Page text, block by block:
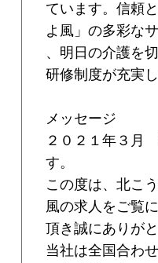
ています。信頼
よ風」の多彩な
、明日の介護を
研修制度が充実
メッセージ
２０２１年３月
す。
この度は、北こ
風の求人をご覧
頂き誠にありが
当社は全国合わ